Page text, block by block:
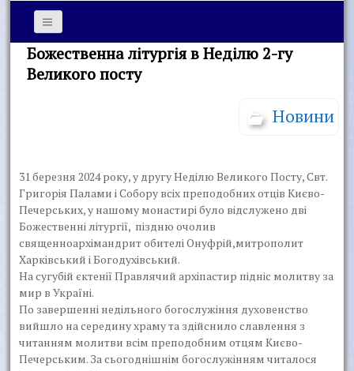
Божественна літургія в Неділю 2-гу
Великого посту
Новини
31 березня 2024 року, у другу Неділю Великого Посту, Свт.
Григорія Палами і Собору всіх преподобних отців Києво-
Печерських, у нашому монастирі було відслужено дві
Божественні літургії, піздню очолив
священноархімандрит обителі Онуфрій,митрополит
Харківський і Богодухівський.
На сугубій єктенії Правлячий архіпастир підніс молитву за
мир в Україні.
По завершенні недільного богослужіння духовенство
вийшло на середину храму та здійснило славлення з
читанням молитви всім преподобним отцям Києво-
Печерським. За сьогоднішнім богослужінням читалося